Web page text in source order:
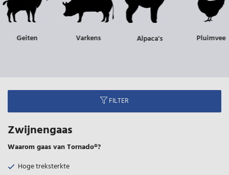
Elektrisch afrasteringsmateriaal gratis verzending vanaf €75
Geiten Varkens Alpaca's Pluimvee
FILTER
Zwijnengaas
Waarom gaas van Tornado®?
Hoge treksterkte